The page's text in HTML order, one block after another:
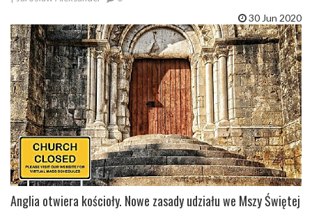
30 Jun 2020
Anglia otwiera kościoły. Nowe zasady udziału we Mszy Świętej